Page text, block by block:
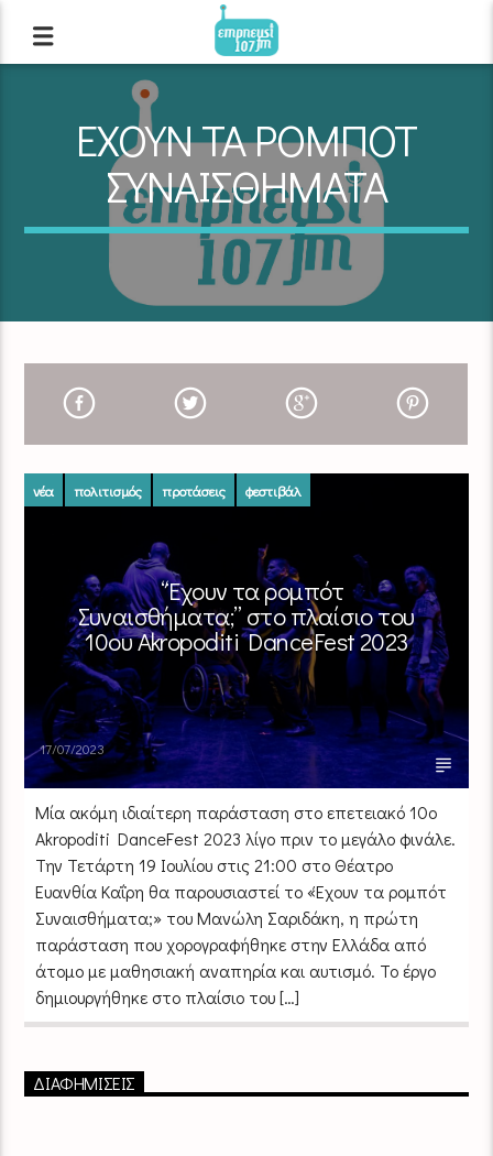
ΕΧΟΥΝ ΤΑ ΡΟΜΠΟΤ
ΣΥΝΑΙΣΘΗΜΑΤΑ
νέα πολιτισμός προτάσεις φεστιβάλ
“Έχουν τα ρομπότ
Συναισθήματα;” στο πλαίσιο του
10ου Akropoditi DanceFest 2023
17/07/2023
Μία ακόμη ιδιαίτερη παράσταση στο επετειακό 10o
Akropoditi DanceFest 2023 λίγο πριν το μεγάλο φινάλε.
Την Τετάρτη 19 Ιουλίου στις 21:00 στο Θέατρο
Ευανθία Καΐρη θα παρουσιαστεί το «Έχουν τα ρομπότ
Συναισθήματα;» του Μανώλη Σαριδάκη, η πρώτη
παράσταση που χορογραφήθηκε στην Ελλάδα από
άτομο με μαθησιακή αναπηρία και αυτισμό. Το έργο
δημιουργήθηκε στο πλαίσιο του […]
ΔΙΑΦΗΜΙΣΕΙΣ